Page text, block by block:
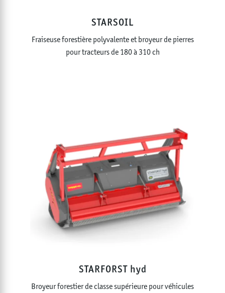
STARSOIL
Fraiseuse forestière polyvalente et broyeur de pierres
pour tracteurs de 180 à 310 ch
STARFORST hyd
Broyeur forestier de classe supérieure pour véhicules